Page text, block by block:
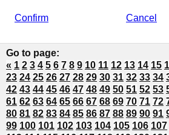
Confirm Cancel
Go to page:
« 1 2 3 4 5 6 7 8 9 10 11 12 13 14 15
23 24 25 26 27 28 29 30 31 32 33 34
42 43 44 45 46 47 48 49 50 51 52 53
61 62 63 64 65 66 67 68 69 70 71 72
80 81 82 83 84 85 86 87 88 89 90 91
99 100 101 102 103 104 105 106 107